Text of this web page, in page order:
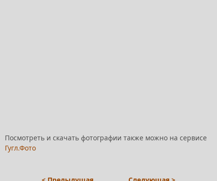
Посмотреть и скачать фотографии также можно на сервисе
Гугл.Фото